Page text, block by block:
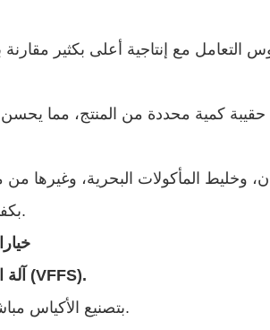
وخليط المأكولات البحرية، وغيرها
(IQF) بكفاءة دون الإضرار بجودة المنتج.
آلة التعبئة والتغليف ذات الشكل الرأسي (VFFS).
تقوم آلات VFFS بتصنيع الأكياس مباشرة من لفة الفيلم.